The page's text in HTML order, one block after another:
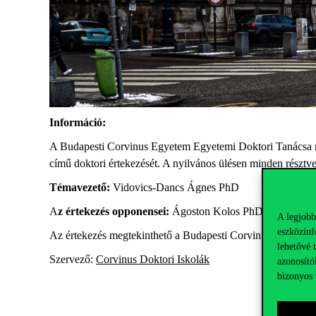
A
lehetővé
bizonyos
Információ:
A Budapesti Corvinus Egyetem Egyetemi Doktori
című doktori értekezését. A nyilvános ülésen minden
Témavezető: Vidovics-Dancs Ágnes PhD
Az értekezés opponensei: Ágoston Kolos PhD,
Az értekezés megtekinthető a Budapesti Corvinus
Szervező: Corvinus Doktori Iskolák